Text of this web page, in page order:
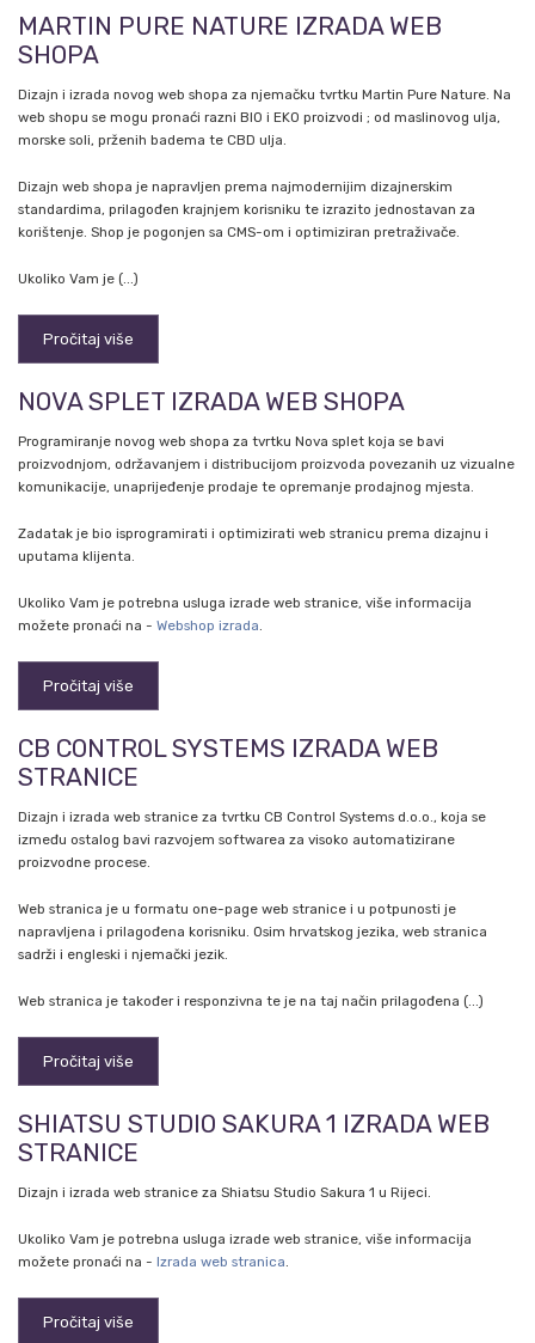
MARTIN PURE NATURE IZRADA WEB
SHOPA
Dizajn i izrada novog web shopa za njemačku tvrtku Martin Pure Nature. Na
web shopu se mogu pronaći razni BIO i EKO proizvodi ; od maslinovog ulja,
morske soli, prženih badema te CBD ulja.
Dizajn web shopa je napravljen prema najmodernijim dizajnerskim
standardima, prilagođen krajnjem korisniku te izrazito jednostavan za
korištenje. Shop je pogonjen sa CMS-om i optimiziran pretraživače.
Ukoliko Vam je (...)
Pročitaj više
NOVA SPLET IZRADA WEB SHOPA
Programiranje novog web shopa za tvrtku Nova splet koja se bavi
proizvodnjom, održavanjem i distribucijom proizvoda povezanih uz vizualne
komunikacije, unaprijeđenje prodaje te opremanje prodajnog mjesta.
Zadatak je bio isprogramirati i optimizirati web stranicu prema dizajnu i
uputama klijenta.
Ukoliko Vam je potrebna usluga izrade web stranice, više informacija
možete pronaći na - Webshop izrada.
Pročitaj više
CB CONTROL SYSTEMS IZRADA WEB
STRANICE
Dizajn i izrada web stranice za tvrtku CB Control Systems d.o.o., koja se
između ostalog bavi razvojem softwarea za visoko automatizirane
proizvodne procese.
Web stranica je u formatu one-page web stranice i u potpunosti je
napravljena i prilagođena korisniku. Osim hrvatskog jezika, web stranica
sadrži i engleski i njemački jezik.
Web stranica je također i responzivna te je na taj način prilagođena (...)
Pročitaj više
SHIATSU STUDIO SAKURA 1 IZRADA WEB
STRANICE
Dizajn i izrada web stranice za Shiatsu Studio Sakura 1 u Rijeci.
Ukoliko Vam je potrebna usluga izrade web stranice, više informacija
možete pronaći na - Izrada web stranica.
Pročitaj više